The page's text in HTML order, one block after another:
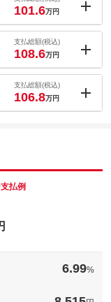
101.6万円
（無料）
支払総額(税込)
108.6万円
支払総額(税込)
106.8万円
払例
6.99%